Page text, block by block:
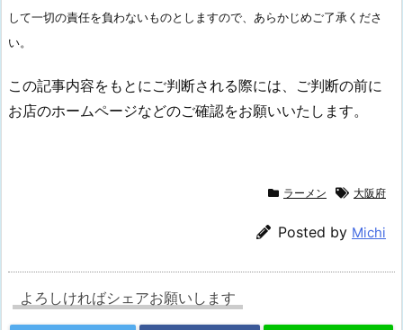
して一切の責任を負わないものとしますので、あらかじめご了承くださ
い。
この記事内容をもとにご判断される際には、ご判断の前に
お店のホームページなどのご確認をお願いいたします。
ラーメン 大阪府
Posted by Michi
よろしければシェアお願いします